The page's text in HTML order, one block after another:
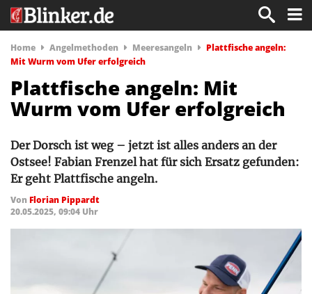
Home Angelmethoden Meeresangeln
Plattfische angeln:
Mit Wurm vom Ufer erfolgreich
Plattfische angeln: Mit
Wurm vom Ufer erfolgreich
Der Dorsch ist weg – jetzt ist alles anders an der
Ostsee! Fabian Frenzel hat für sich Ersatz gefunden:
Er geht Plattfische angeln.
Von Florian Pippardt
20.05.2025, 09:04 Uhr